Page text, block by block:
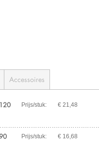
Accessoires
Prijs/stuk: € 21,48
Prijs/stuk: € 16,68